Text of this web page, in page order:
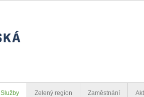
Služby Zelený region Zaměstnání